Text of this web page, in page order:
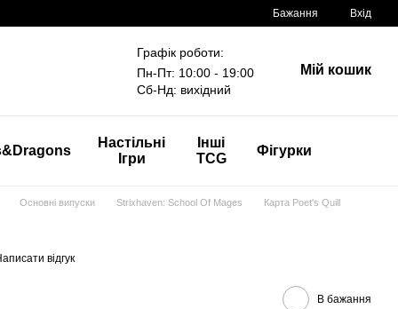
Бажання Вхід
Графік роботи:
Пн-Пт: 10:00 - 19:00
Сб-Нд: вихідний
Мій кошик
Настільні
Ігри
Інші
TCG
Фігурки
Основні випуски Strixhaven: School Of Mages Карта Poet's Quill
відгук
В бажання